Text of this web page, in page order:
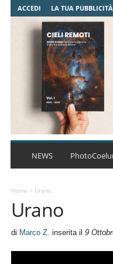
ACCEDI LA TUA
NEWS
Home > Urano
Urano
di Marco Z. inserita il 9